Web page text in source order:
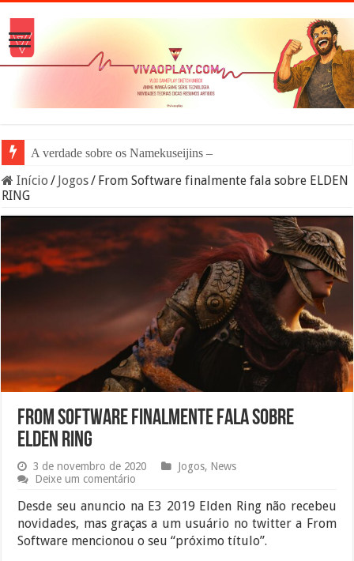
A verdade sobre os Namekuseijins – DRAGON BALL #
Início / Jogos/ From Software finalmente fala sobre ELDEN
RING
From Software finalmente fala sobre
ELDEN RING
3 de novembro de 2020 Jogos, News
Deixe um comentário
Desde seu anuncio na E3 2019 Elden Ring não recebeu
novidades, mas graças a um usuário no twitter a From
Software mencionou o seu “próximo título”.